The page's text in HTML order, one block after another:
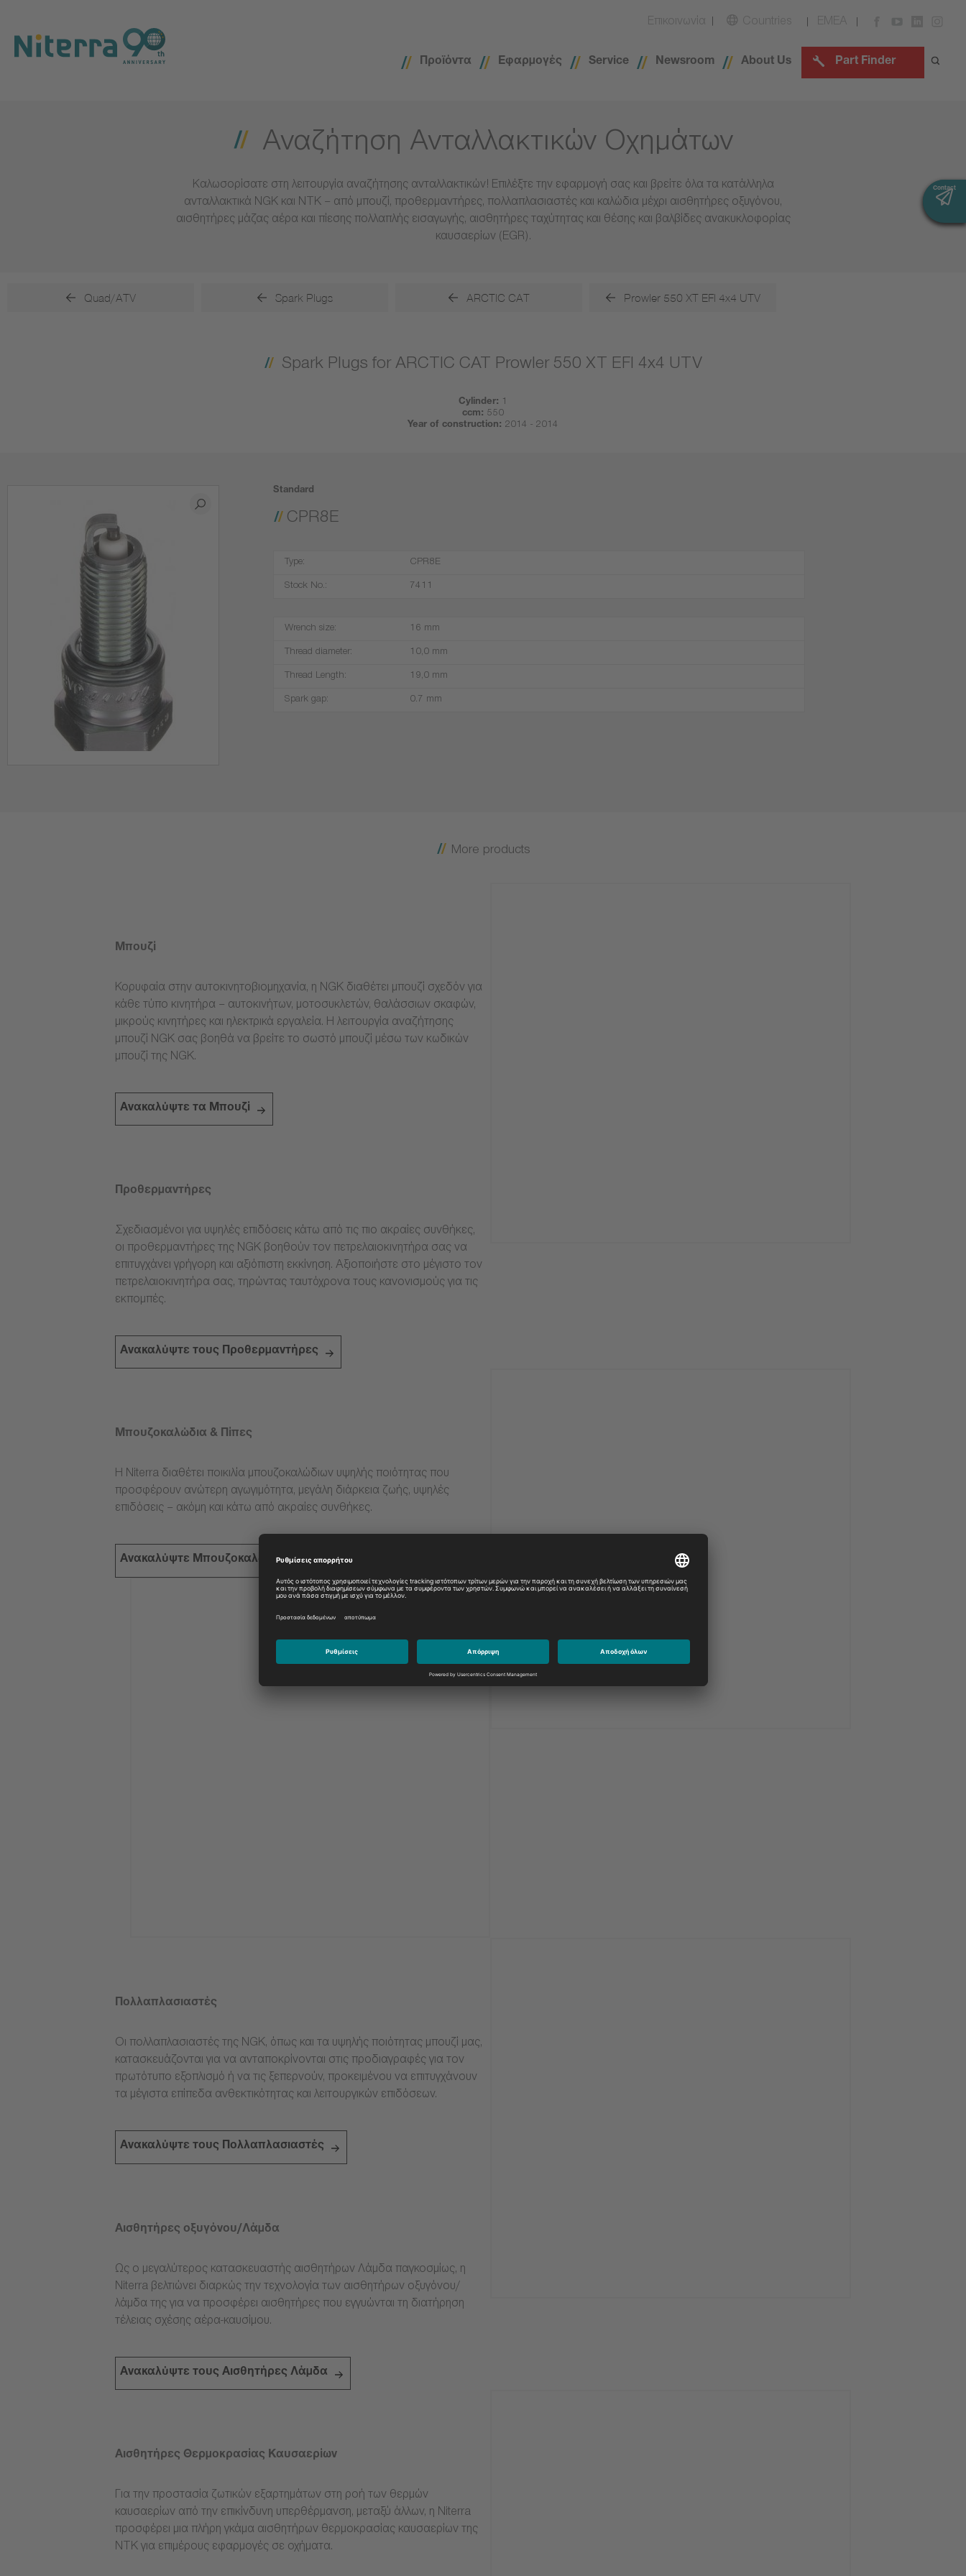
main
navigation
main
content
footer
Επικοινωνία Countries EMEA
Προϊόντα Εφαρμογές Service Newsroom About Us Part Finder
Αναζήτηση Ανταλλακτικών Οχημάτων
Καλωσορίσατε στη λειτουργία αναζήτησης ανταλλακτικών! Επιλέξτε την εφαρμογή σας και βρείτε όλα τα κατάλληλα
ανταλλακτικά NGK και NTK – από μπουζί, προθερμαντήρες, πολλαπλασιαστές και καλώδια μέχρι αισθητήρες οξυγόνου,
αισθητήρες μάζας αέρα και πίεσης πολλαπλής εισαγωγής, αισθητήρες ταχύτητας και θέσης και βαλβίδες ανακυκλοφορίας
καυσαερίων (EGR).
Quad/ATV Spark Plugs ARCTIC CAT Prowler 550 XT EFI 4x4 UTV
Spark Plugs for ARCTIC CAT Prowler 550 XT EFI 4x4 UTV
Cylinder: 1
ccm: 550
Year of construction: 2014 - 2014
Standard
CPR8E
Type: CPR8E
Stock No.: 7411
Wrench size: 16 mm
Thread diameter: 10,0 mm
Thread Length: 19,0 mm
Spark gap: 0.7 mm
More products
Μπουζί
Κορυφαία στην αυτοκινητοβιομηχανία, η NGK διαθέτει μπουζί σχεδόν για
κάθε τύπο κινητήρα – αυτοκινήτων, μοτοσυκλετών, θαλάσσιων σκαφών,
μικρούς κινητήρες και ηλεκτρικά εργαλεία. Η λειτουργία αναζήτησης
μπουζί NGK σας βοηθά να βρείτε το σωστό μπουζί μέσω των κωδικών
μπουζί της NGK.
Ανακαλύψτε τα Μπουζί
Προθερμαντήρες
Σχεδιασμένοι για υψηλές επιδόσεις κάτω από τις πιο ακραίες συνθήκες,
οι προθερμαντήρες της NGK βοηθούν τον πετρελαιοκινητήρα σας να
επιτυγχάνει γρήγορη και αξιόπιστη εκκίνηση. Αξιοποιήστε στο μέγιστο τον
πετρελαιοκινητήρα σας, τηρώντας ταυτόχρονα τους κανονισμούς για τις
εκπομπές.
Ανακαλύψτε τους Προθερμαντήρες
Μπουζοκαλώδια & Πίπες
Η Niterra διαθέτει ποικιλία μπουζοκαλώδιων υψηλής ποιότητας που
προσφέρουν ανώτερη αγωγιμότητα, μεγάλη διάρκεια ζωής, υψηλές
επιδόσεις – ακόμη και κάτω από ακραίες συνθήκες.
Ανακαλύψτε Μπουζοκαλώδια & Πίπες
Πολλαπλασιαστές
Οι πολλαπλασιαστές της NGK, όπως και τα υψηλής ποιότητας μπουζί μας,
κατασκευάζονται για να ανταποκρίνονται στις προδιαγραφές για τον
πρωτότυπο εξοπλισμό ή να τις ξεπερνούν, προκειμένου να επιτυγχάνουν
τα μέγιστα επίπεδα ανθεκτικότητας και λειτουργικών επιδόσεων.
Ανακαλύψτε τους Πολλαπλασιαστές
Αισθητήρες οξυγόνου/Λάμδα
Ως ο μεγαλύτερος κατασκευαστής αισθητήρων Λάμδα παγκοσμίως, η
Niterra βελτιώνει διαρκώς την τεχνολογία των αισθητήρων οξυγόνου/
λάμδα της για να προσφέρει αισθητήρες που εγγυώνται τη διατήρηση
τέλειας σχέσης αέρα-καυσίμου.
Ανακαλύψτε τους Αισθητήρες Λάμδα
Αισθητήρες Θερμοκρασίας Καυσαερίων
Για την προστασία ζωτικών εξαρτημάτων στη ροή των θερμών
καυσαερίων από την επικίνδυνη υπερθέρμανση, μεταξύ άλλων, η Niterra
προσφέρει μια πλήρη γκάμα αισθητήρων θερμοκρασίας καυσαερίων της
NTK για επιμέρους εφαρμογές σε οχήματα.
Contact
Contact